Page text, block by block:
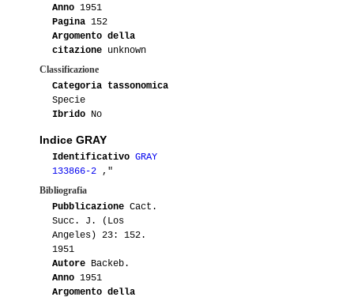
Anno 1951
Pagina 152
Argomento della
citazione unknown
Classificazione
Categoria tassonomica
Specie
Ibrido No
Indice GRAY
Identificativo GRAY
133866-2 ,"
Bibliografia
Pubblicazione Cact.
Succ. J. (Los
Angeles) 23: 152.
1951
Autore Backeb.
Anno 1951
Argomento della